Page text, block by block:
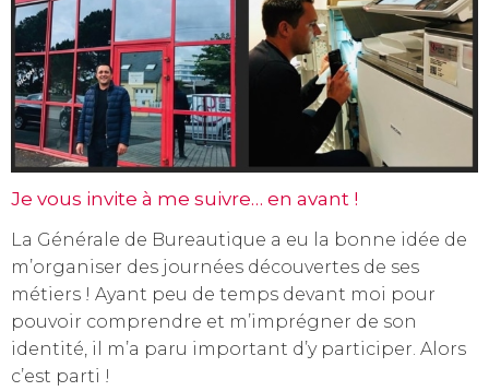
Je vous invite à me suivre… en avant !
La Générale de Bureautique a eu la bonne idée de
m’organiser des journées découvertes de ses
métiers ! Ayant peu de temps devant moi pour
pouvoir comprendre et m’imprégner de son
identité, il m’a paru important d’y participer. Alors
c’est parti !